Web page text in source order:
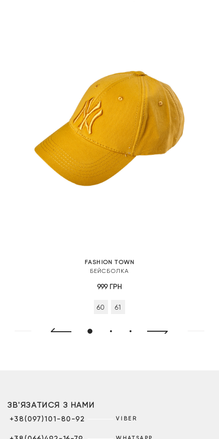
FASHION TOWN
БЕЙСБОЛКА
999 ГРН
60 61
ЗВ'ЯЗАТИСЯ З НАМИ
+38(097)101-80-92 VIBER